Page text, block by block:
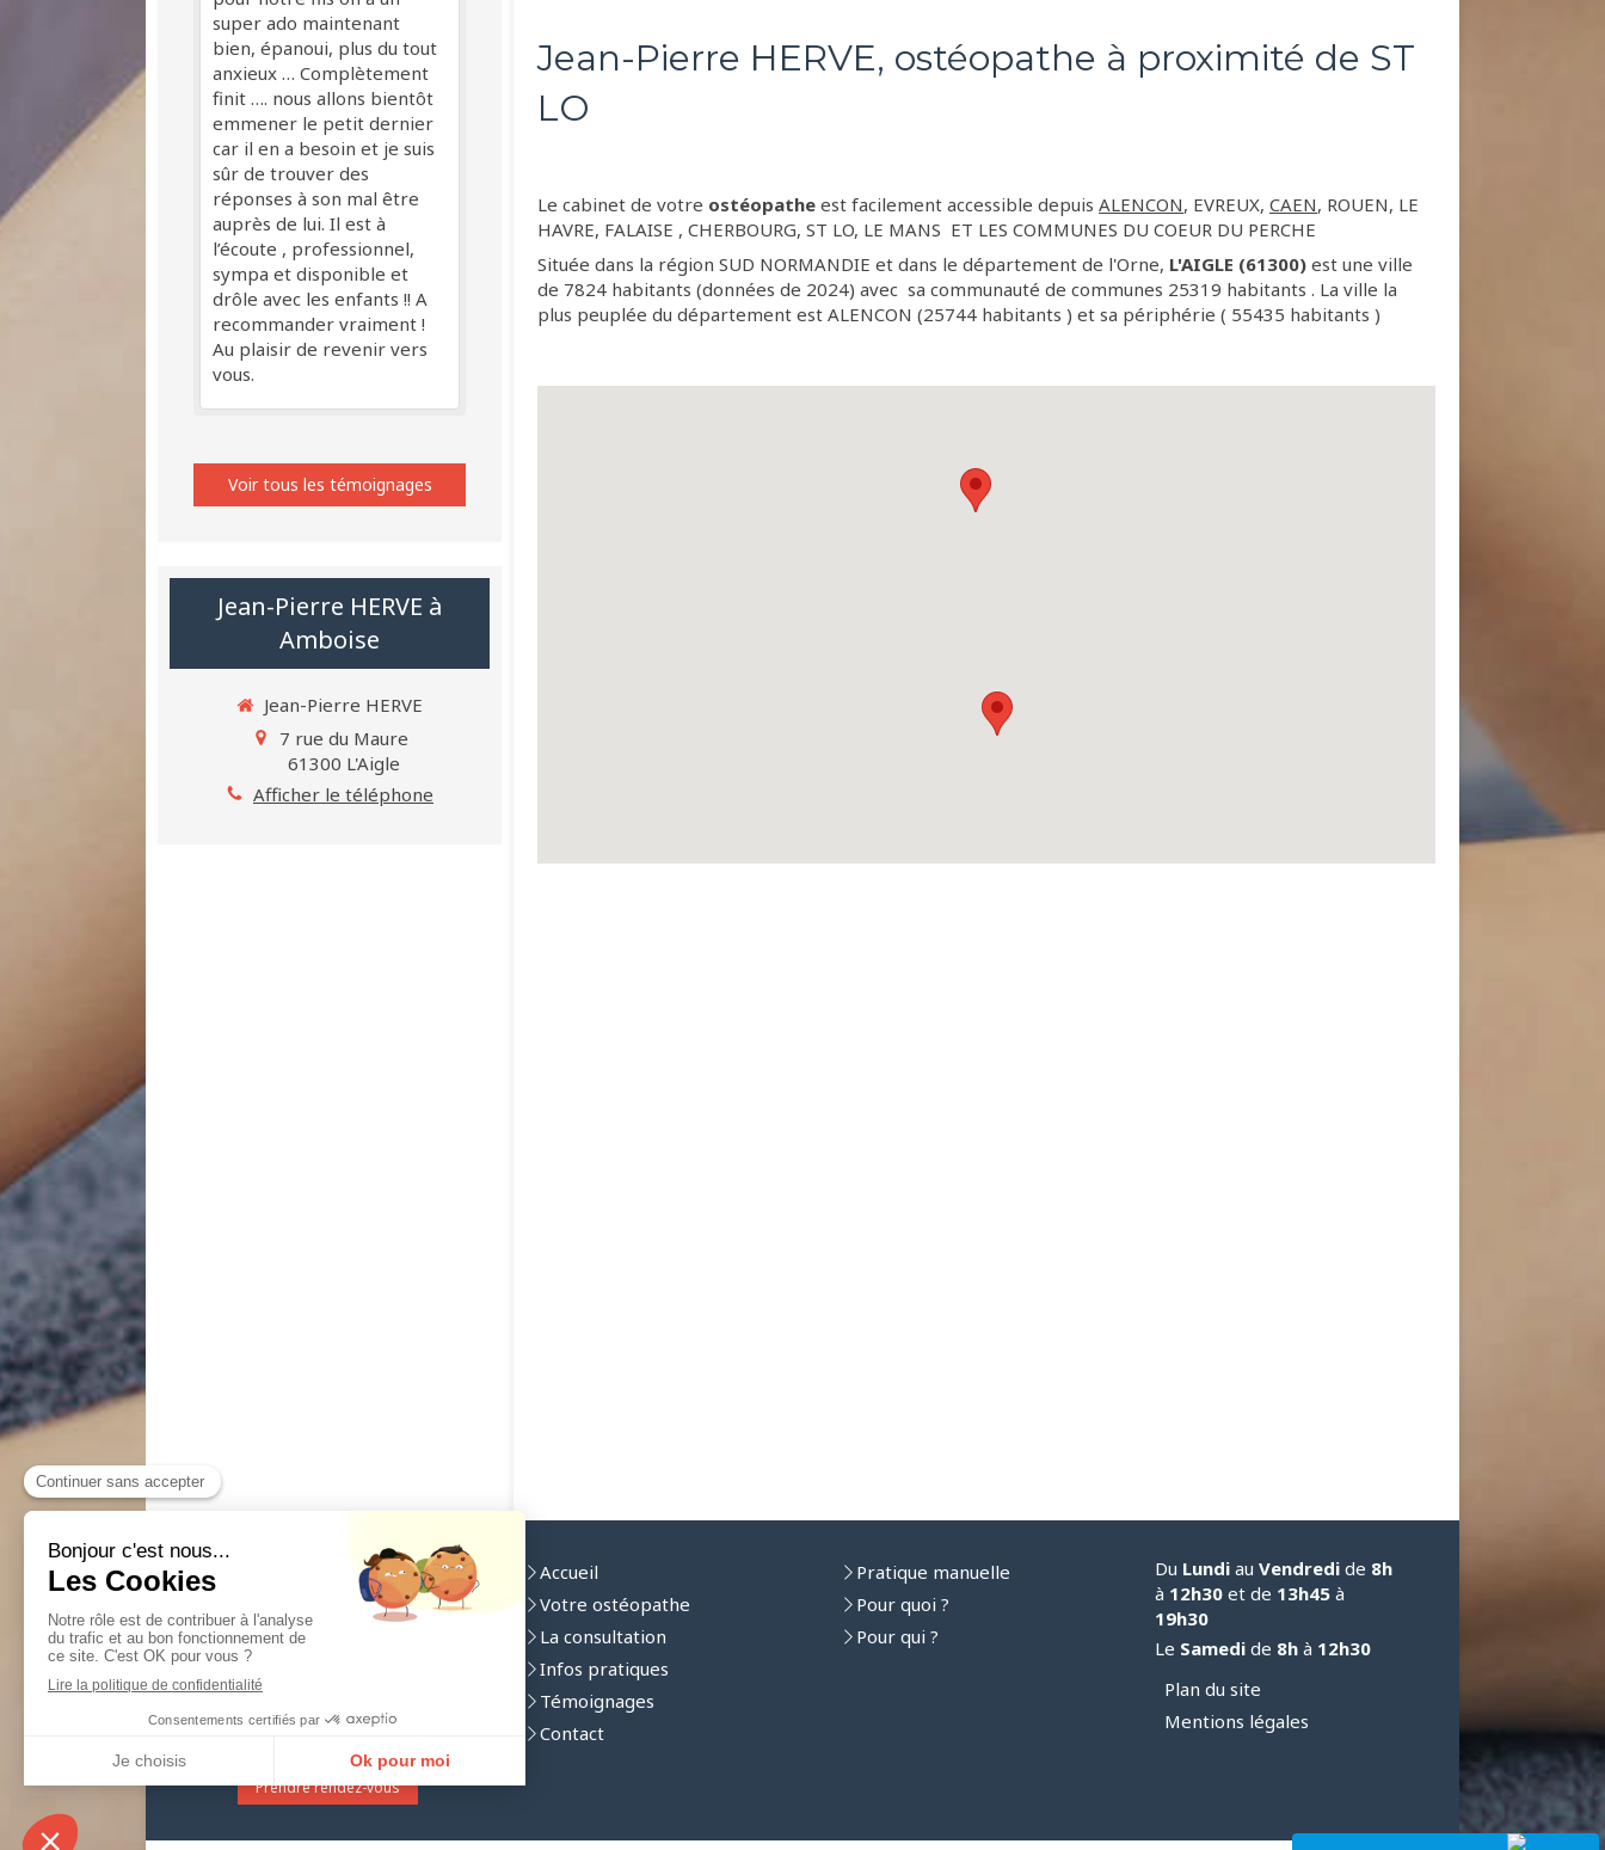
Jean-Pierre HERVE, ostéopathe à proximité de ST
LO
Le cabinet de votre ostéopathe est facilement accessible depuis ALENCON, EVREUX, CAEN, ROUEN, LE
HAVRE, FALAISE , CHERBOURG, ST LO, LE MANS ET LES COMMUNES DU COEUR DU PERCHE
Située dans la région SUD NORMANDIE et dans le département de l'Orne, L'AIGLE (61300) est une ville
de 7824 habitants (données de 2024) avec sa communauté de communes 25319 habitants . La ville la
plus peuplée du département est ALENCON (25744 habitants ) et sa périphérie ( 55435 habitants )
super ado maintenant
bien, épanoui, plus du tout
anxieux … Complètement
finit …. nous allons bientôt
emmener le petit dernier
car il en a besoin et je suis
sûr de trouver des
réponses à son mal être
auprès de lui. Il est à
l’écoute , professionnel,
sympa et disponible et
drôle avec les enfants !! A
recommander vraiment !
Au plaisir de revenir vers
vous.
Voir tous les témoignages
Jean-Pierre HERVE à
Amboise
Jean-Pierre HERVE
7 rue du Maure
61300 L'Aigle
Afficher le téléphone
Jean-Pierre HERVE
Ostéopathe à
L'Aigle
Afficher le téléphone
Prendre rendez-vous
Accueil
Votre ostéopathe
La consultation
Infos pratiques
Témoignages
Contact
Pratique manuelle
Pour quoi ?
Pour qui ?
Du Lundi au Vendredi de 8h
à 12h30 et de 13h45 à
19h30
Le Samedi de 8h à 12h30
Plan du site
Mentions légales